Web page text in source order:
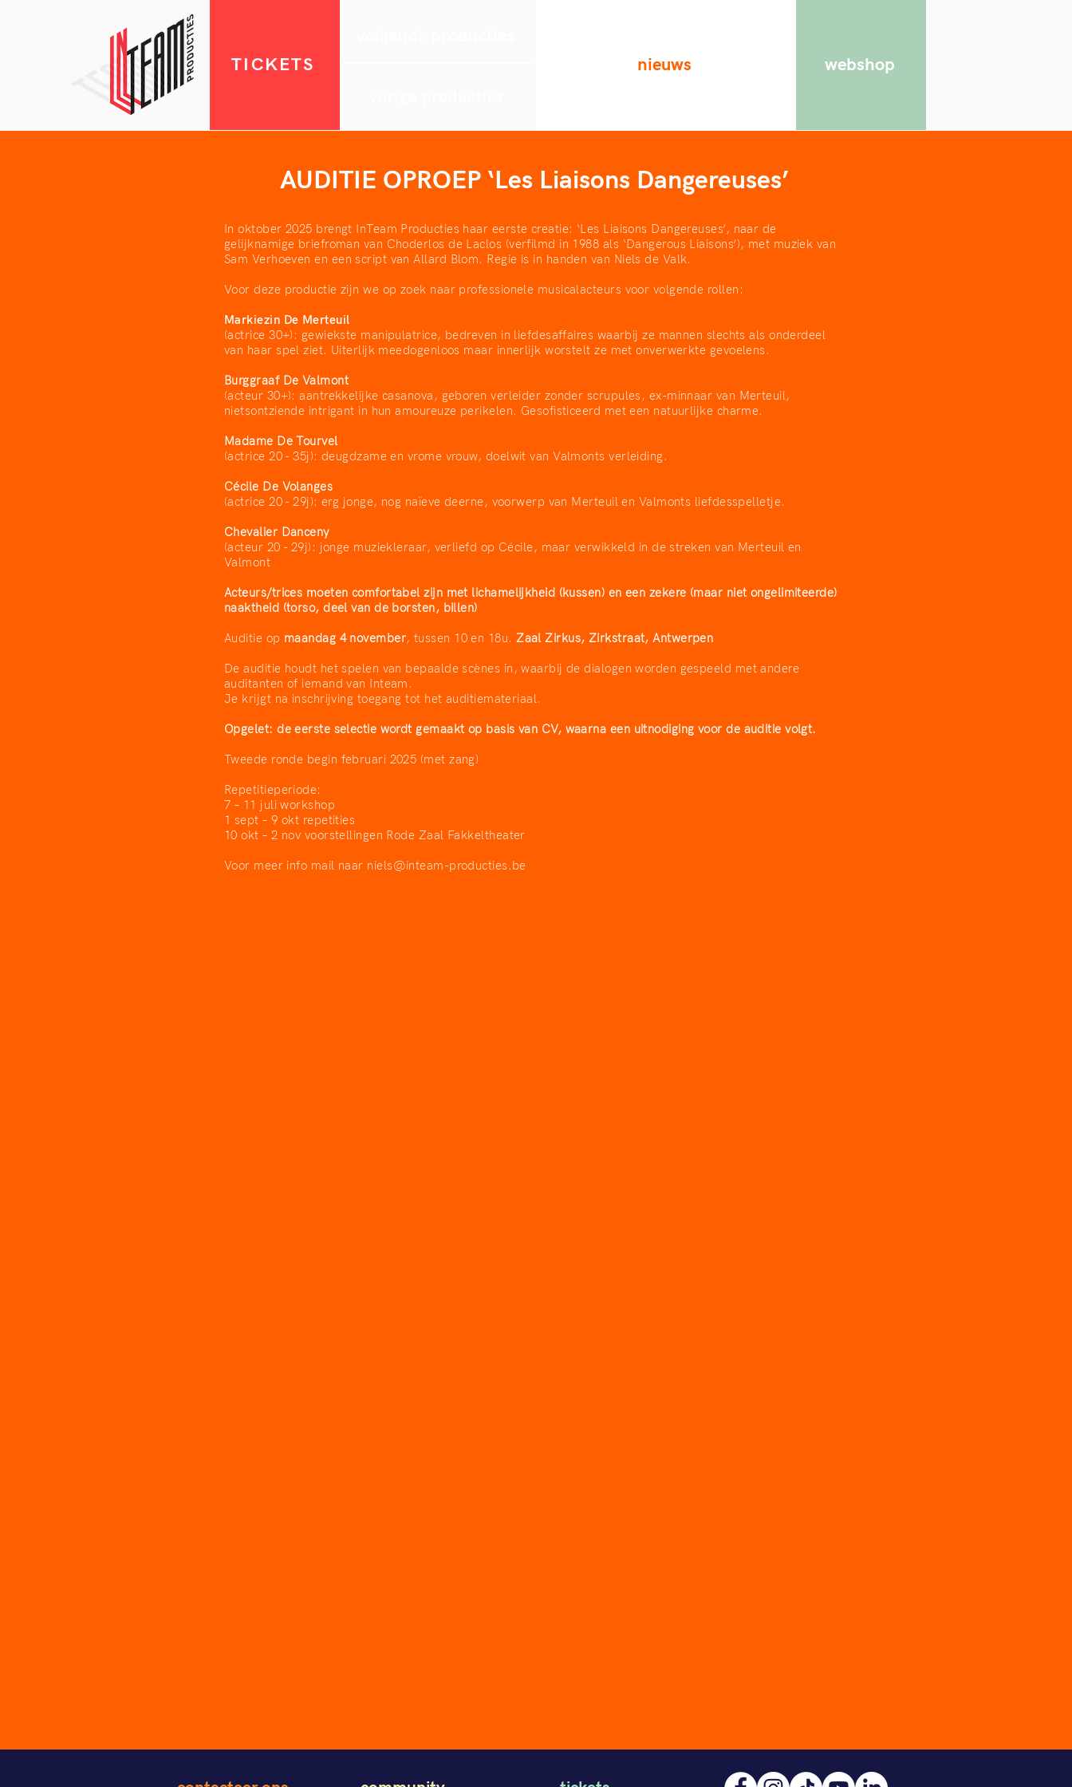
TICKETS
nieuws
webshop
AUDITIE OPROEP ‘Les Liaisons Dangereuses’
In oktober 2025 brengt InTeam Producties haar eerste creatie: ‘Les Liaisons Dangereuses’, naar de
gelijknamige briefroman van Choderlos de Laclos (verfilmd in 1988 als ‘Dangerous Liaisons’), met muziek van
Sam Verhoeven en een script van Allard Blom. Regie is in handen van Niels de Valk.
Voor deze productie zijn we op zoek naar professionele musicalacteurs voor volgende rollen:
Markiezin De Merteuil
(actrice 30+): gewiekste manipulatrice, bedreven in liefdesaffaires waarbij ze mannen slechts als onderdeel
van haar spel ziet. Uiterlijk meedogenloos maar innerlijk worstelt ze met onverwerkte gevoelens.
Burggraaf De Valmont
(acteur 30+): aantrekkelijke casanova, geboren verleider zonder scrupules, ex-minnaar van Merteuil,
nietsontziende intrigant in hun amoureuze perikelen. Gesofisticeerd met een natuurlijke charme.
Madame De Tourvel
(actrice 20 - 35j): deugdzame en vrome vrouw, doelwit van Valmonts verleiding.
Cécile De Volanges
(actrice 20 - 29j): erg jonge, nog naïeve deerne, voorwerp van Merteuil en Valmonts liefdesspelletje.
Chevalier Danceny
(acteur 20 - 29j): jonge muziekleraar, verliefd op Cécile, maar verwikkeld in de streken van Merteuil en
Valmont
Acteurs/trices moeten comfortabel zijn met lichamelijkheid (kussen) en een zekere (maar niet ongelimiteerde)
naaktheid (torso, deel van de borsten, billen)​
Auditie op maandag 4 november, tussen 10 en 18u.Zaal Zirkus, Zirkstraat, Antwerpen
De auditie houdt het spelen van bepaalde scènes in, waarbij de dialogen worden gespeeld met andere
auditanten of iemand van Inteam.
Je krijgt na inschrijving toegang tot het auditiemateriaal.
Opgelet: de eerste selectie wordt gemaakt op basis van CV, waarna een uitnodiging voor de auditie volgt.
Tweede ronde begin februari 2025 (met zang)
Repetitieperiode:
7 – 11 juli workshop
1 sept – 9 okt repetities
10 okt – 2 nov voorstellingen Rode Zaal Fakkeltheater
Voor meer info mail naar niels@inteam-producties.be